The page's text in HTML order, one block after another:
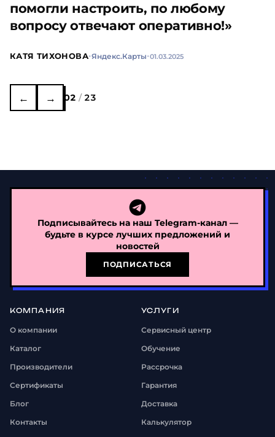
помогли настроить, по любому
вопросу отвечают оперативно!»
КАТЯ ТИХОНОВА·Яндекс.Карты·01.03.2025
← → 02 / 23
Подписывайтесь на наш Telegram-канал —
будьте в курсе лучших предложений и
новостей
ПОДПИСАТЬСЯ
КОМПАНИЯ
О компании
Каталог
Производители
Сертификаты
Блог
Контакты
УСЛУГИ
Сервисный центр
Обучение
Рассрочка
Гарантия
Доставка
Калькулятор